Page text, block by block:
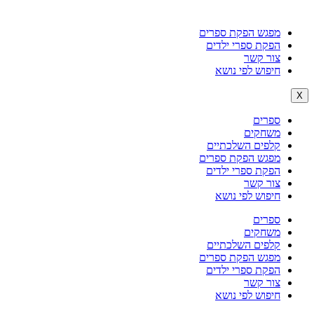
מפגש הפקת ספרים
הפקת ספרי ילדים
צור קשר
חיפוש לפי נושא
X
ספרים
משחקים
קלפים השלכתיים
מפגש הפקת ספרים
הפקת ספרי ילדים
צור קשר
חיפוש לפי נושא
ספרים
משחקים
קלפים השלכתיים
מפגש הפקת ספרים
הפקת ספרי ילדים
צור קשר
חיפוש לפי נושא